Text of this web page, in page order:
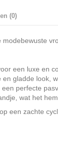
(0)
een luxe en
gladde look,
perfecte
wat het
een zachte